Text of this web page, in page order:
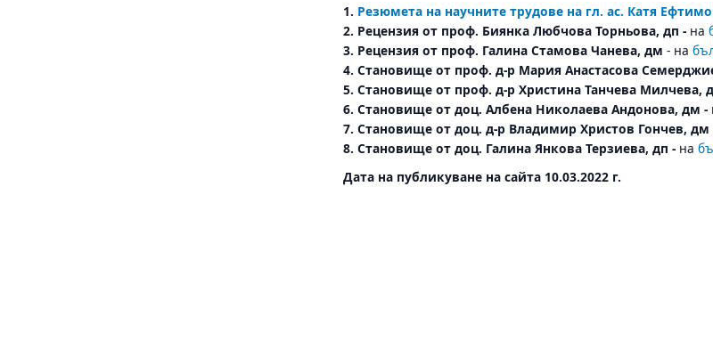
1. Резюмета на научните трудове на гл. ас. Катя
2. Рецензия от проф. Биянка Любчова Торньова, дп - на
3. Рецензия от проф. Галина Стамова Чанева, дм - на
4. Становище от проф. д-р Мария Анастасова
5. Становище от проф. д-р Христина Танчева Милчева,
6. Становище от доц. Албена Николаева Андонова, дм -
7. Становище от доц. д-р Владимир Христов Гончев, дм
8. Становище от доц. Галина Янкова Терзиева, дп - на
Дата на публикуване на сайта 10.03.2022 г.